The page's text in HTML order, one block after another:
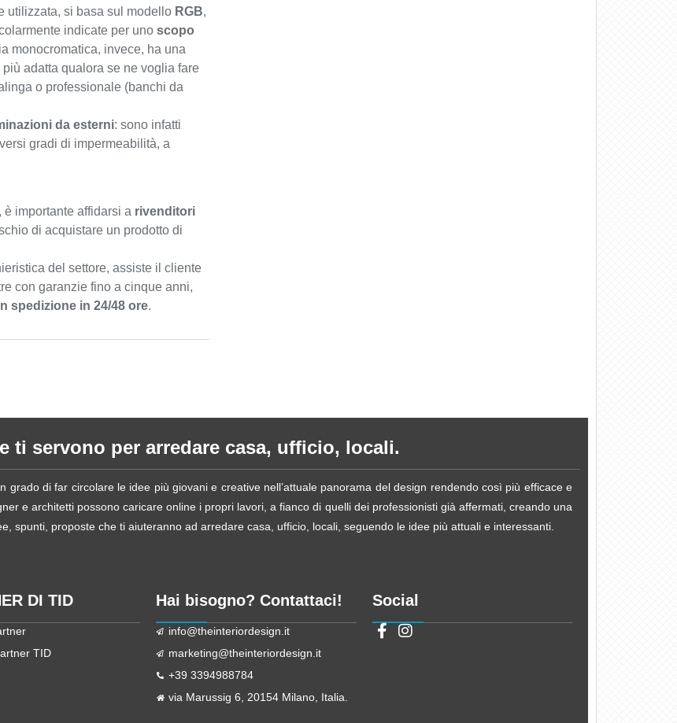
utilizzata, si basa sul modello RGB,
indicate per uno scopo
monocromatica, invece, ha una
adatta qualora se ne voglia fare
o professionale (banchi da
da esterni: sono infatti
gradi di impermeabilità, a
importante affidarsi a rivenditori
di acquistare un prodotto di
del settore, assiste il cliente
con garanzie fino a cinque anni,
spedizione in 24/48 ore.
ti servono per arredare casa, ufficio, locali.
di far circolare le idee più giovani e creative nell’attuale panorama del design rendendo così più efficace e
e architetti possono caricare online i propri lavori, a fianco di quelli dei professionisti già affermati, creando una
spunti, proposte che ti aiuteranno ad arredare casa, ufficio, locali, seguendo le idee più attuali e interessanti.
DI TID
TID
Hai bisogno? Contattaci!
info@theinteriordesign.it
marketing@theinteriordesign.it
+39 3394988784
via Marussig 6, 20154 Milano, Italia.
Social